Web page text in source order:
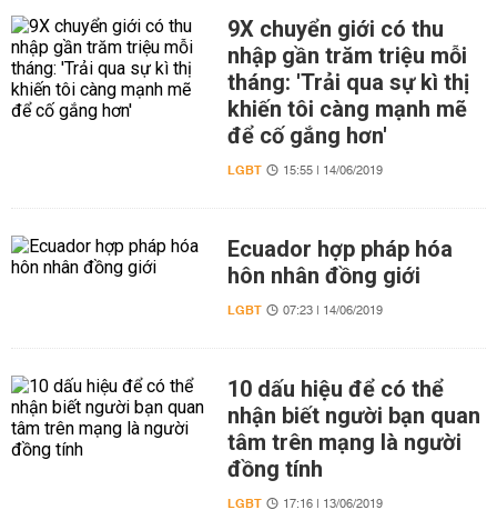
9X chuyển giới có thu
nhập gần trăm triệu mỗi
tháng: 'Trải qua sự kì thị
khiến tôi càng mạnh mẽ
để cố gắng hơn'
LGBT 15:55 | 14/06/2019
Ecuador hợp pháp hóa
hôn nhân đồng giới
LGBT 07:23 | 14/06/2019
10 dấu hiệu để có thể
nhận biết người bạn quan
tâm trên mạng là người
đồng tính
LGBT 17:16 | 13/06/2019